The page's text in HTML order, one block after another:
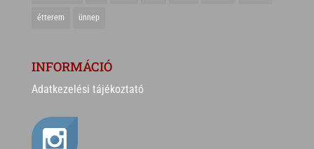
étterem ünnep
INFORMÁCIÓ
Adatkezelési tájékoztató